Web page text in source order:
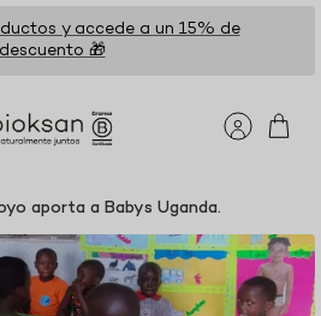
y accede a un 15% de
descuento 🎁
aporta a Babys Uganda.